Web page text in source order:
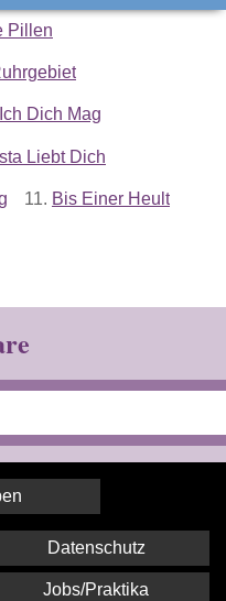
Pillen
Dich Mag
Liebt Dich
11. Bis Einer Heult
Datenschutz
Jobs/Praktika